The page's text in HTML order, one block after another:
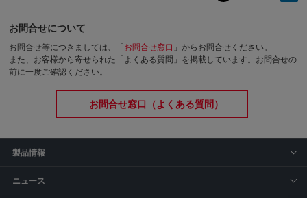
お問合せについて
お問合せ等につきましては、「 お問合せ窓口 」からお問合せください。
また、お客様から寄せられた「よくある質問」を掲載しています。お問合せの
前に一度ご確認ください。
お問合せ窓口（よくある質問）
製品情報
ニュース